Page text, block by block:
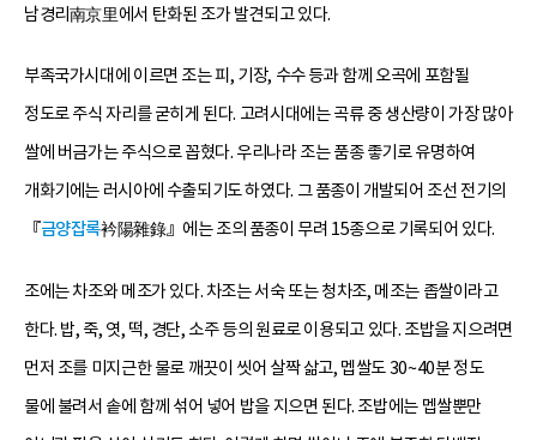
남경리南京里에서 탄화된 조가 발견되고 있다.
부족국가시대에 이르면 조는 피, 기장, 수수 등과 함께 오곡에 포함될
정도로 주식 자리를 굳히게 된다. 고려시대에는 곡류 중 생산량이 가장 많아
쌀에 버금가는 주식으로 꼽혔다. 우리나라 조는 품종 좋기로 유명하여
개화기에는 러시아에 수출되기도 하였다. 그 품종이 개발되어 조선 전기의
『금양잡록衿陽雜錄』에는 조의 품종이 무려 15종으로 기록되어 있다.
조에는 차조와 메조가 있다. 차조는 서숙 또는 청차조, 메조는 좁쌀이라고
한다. 밥, 죽, 엿, 떡, 경단, 소주 등의 원료로 이용되고 있다. 조밥을 지으려면
먼저 조를 미지근한 물로 깨끗이 씻어 살짝 삶고, 멥쌀도 30~40분 정도
물에 불려서 솥에 함께 섞어 넣어 밥을 지으면 된다. 조밥에는 멥쌀뿐만